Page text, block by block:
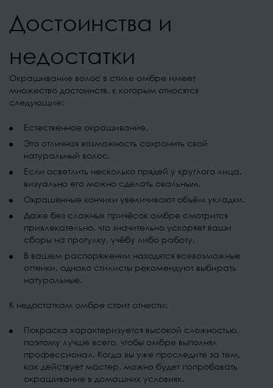
Достоинства и
недостатки
Окрашивание волос в стиле омбре имеет
множество достоинств, к которым относятся
следующие:
Естественное окрашивание.
Это отличная возможность сохранить свой
натуральный волос.
Если осветлить несколько прядей у круглого лица,
визуально его можно сделать овальным.
Окрашенные кончики увеличивают объём укладки.
Даже без сложных причёсок омбре смотрится
привлекательно, что значительно ускоряет ваши
сборы на прогулку, учёбу либо работу.
В вашем распоряжении находятся всевозможные
оттенки, однако стилисты рекомендуют выбирать
натуральные.
К недостаткам омбре стоит отнести:
Покраска характеризуется высокой сложностью,
поэтому лучше всего, чтобы омбре выполнял
профессионал. Когда вы уже проследите за тем,
как действует мастер, можно будет попробовать
окрашивание в домашних условиях.